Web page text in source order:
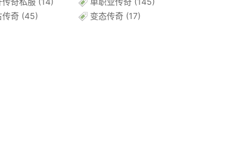
传奇 (45) 变态传奇 (17)